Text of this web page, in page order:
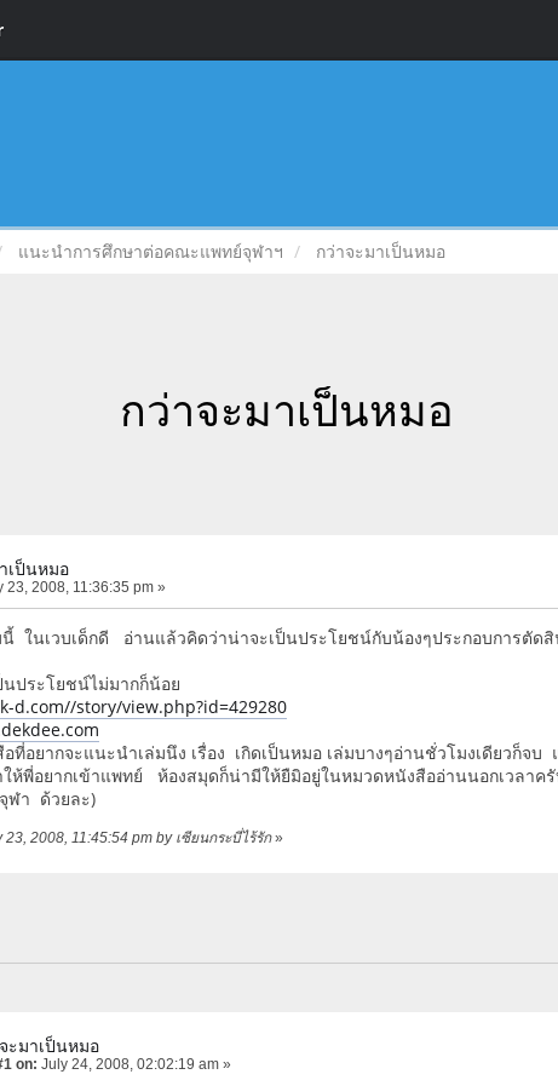
แนะนำการศึกษาต่อคณะแพทย์จุฬาฯ กว่าจะมาเป็นหมอ
กว่าจะมาเป็นหมอ
เป็นหมอ
23, 2008, 11:36:35 pm »
ในเวบเด็กดี อ่านแล้วคิดว่าน่าจะเป็นประโยชน์กับน้องๆประกอบการตัดสิ
นประโยชน์ไม่มากก็น้อย
d.com//story/view.php?id=429280
ที่อยากจะแนะนำเล่มนึง เรื่อง เกิดเป็นหมอ เล่มบางๆอ่านชั่วโมงเดียวก็จ
ห้พี่อยากเข้าแพทย์ ห้องสมุดก็น่ามีให้ยืมิอยู่ในหมวดหนังสืออ่านนอกเวล
ฬา ด้วยละ)
23, 2008, 11:45:54 pm by เซียนกระบี่ไร้รัก»
ะมาเป็นหมอ
on: July 24, 2008, 02:02:19 am »